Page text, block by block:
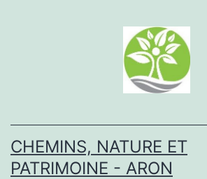
CHEMINS, NATURE ET
PATRIMOINE - ARON